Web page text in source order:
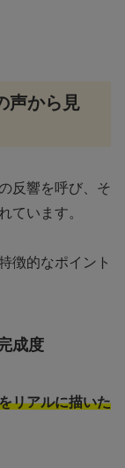
声から見
反響を呼び、そ
ています。
徴的なポイント
成度
リアルに描いた